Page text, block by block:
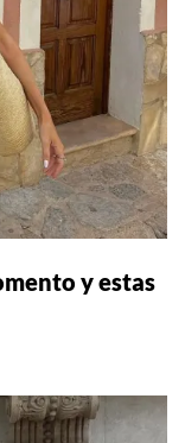
y estas